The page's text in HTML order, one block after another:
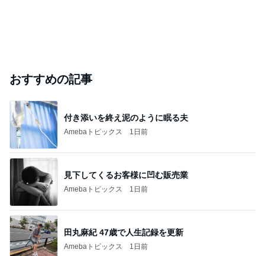
おすすめの記事
付き添いを終え泥のように眠る夫
Amebaトピックス 1日前
見下してくるお客様に凹む販売業
Amebaトピックス 1日前
田丸麻紀 47歳で人生記録を更新
Amebaトピックス 1日前